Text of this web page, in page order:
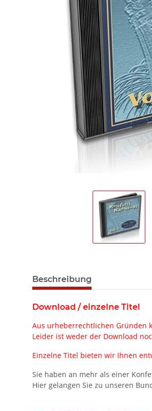
Beschreibung
Download / einzelne Titel
Aus urheberrechtlichen Gründen
Leider ist weder der Download
Einzelne Titel bieten wir Ihnen
Sie haben an mehr als einer
Hier gelangen Sie zu unseren